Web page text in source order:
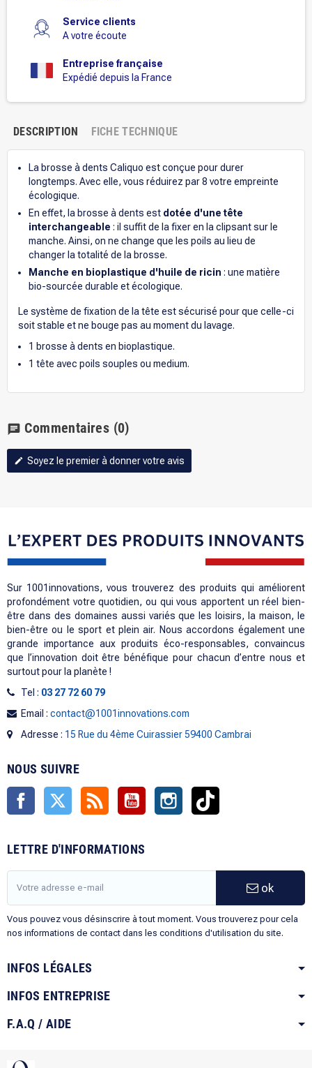
Service clients
A votre écoute
Entreprise française
Expédié depuis la France
DESCRIPTION FICHE TECHNIQUE
La brosse à dents Caliquo est conçue pour durer
longtemps. Avec elle, vous réduirez par 8 votre empreinte
écologique.
En effet, la brosse à dents est dotée d'une tête
interchangeable : il suffit de la fixer en la clipsant sur le
manche. Ainsi, on ne change que les poils au lieu de
changer la totalité de la brosse.
Manche en bioplastique d'huile de ricin : une matière
bio-sourcée durable et écologique.
Le système de fixation de la tête est sécurisé pour que celle-ci
soit stable et ne bouge pas au moment du lavage.
1 brosse à dents en bioplastique.
1 tête avec poils souples ou medium.
chat Commentaires (0)
edit Soyez le premier à donner votre avis
Sur 1001innovations, vous trouverez des produits qui améliorent
profondément votre quotidien, ou qui vous apportent un réel bien-
être dans des domaines aussi variés que les loisirs, la maison, le
bien-être ou le sport et plein air. Nous accordons également une
grande importance aux produits éco-responsables, convaincus
que l’innovation doit être bénéfique pour chacun d’entre nous et
surtout pour la planète !
Tel : 03 27 72 60 79
Email : contact@1001innovations.com
Adresse : 15 Rue du 4ème Cuirassier 59400 Cambrai
NOUS SUIVRE
Facebook Twitter Rss YouTube Instagram
LETTRE D'INFORMATIONS
ok
Vous pouvez vous désinscrire à tout moment. Vous trouverez pour cela
nos informations de contact dans les conditions d'utilisation du site.
INFOS LÉGALES
INFOS ENTREPRISE
F.A.Q / AIDE